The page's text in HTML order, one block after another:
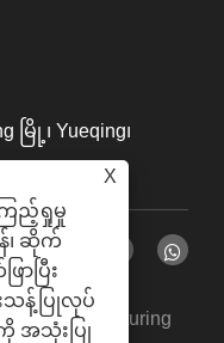
မြို့၊ Yueqing၊
Manufacturing
X
ြည့်ရှုမှု
၊ ဆိုက်
ာပြီး
သန့်ပြုလုပ်
အသုံးပြု